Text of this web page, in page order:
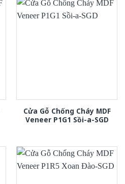
Cửa Gỗ Chống Cháy MDF
Veneer P1G1 Sồi-a-SGD